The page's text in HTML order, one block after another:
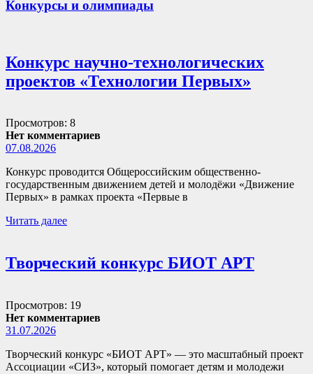
Конкурсы и олимпиады
Конкурс научно-технологических
проектов «Технологии Первых»
Просмотров: 8
Нет комментариев
07.08.2026
Конкурс проводится Общероссийским общественно-
государственным движением детей и молодёжи «Движение
Первых» в рамках проекта «Первые в
Читать далее
Творческий конкурс БИОТ АРТ
Просмотров: 19
Нет комментариев
31.07.2026
Творческий конкурс «БИОТ АРТ» — это масштабный проект
Ассоциации «СИЗ», который помогает детям и молодежи